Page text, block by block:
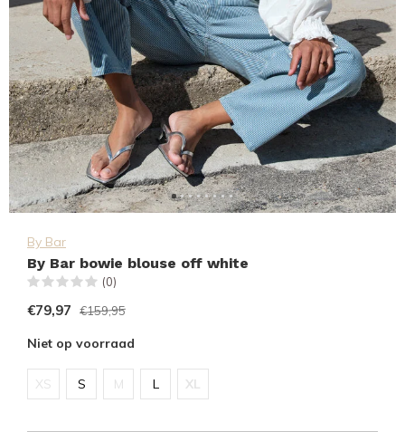
By Bar
By Bar bowie blouse off white
(0)
€79,97 €159,95
Niet op voorraad
XS S M L XL